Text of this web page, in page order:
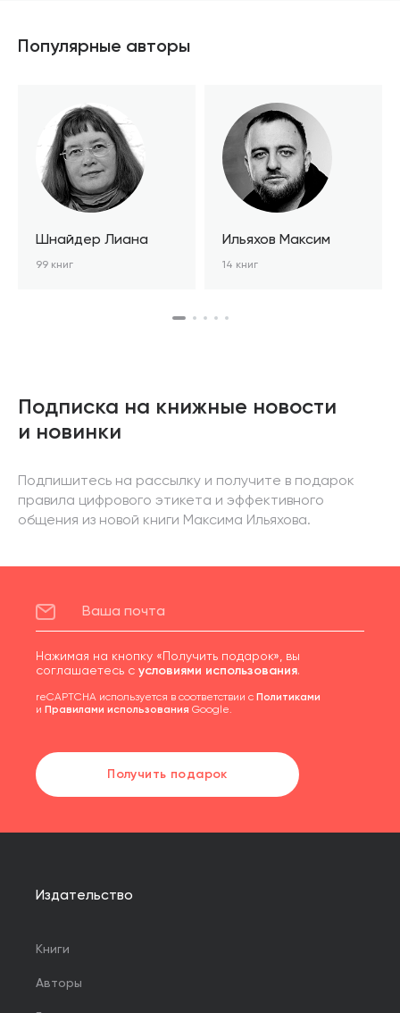
Популярные авторы
Шнайдер Лиана
99 книг
Ильяхов Максим
14 книг
Подписка на книжные новости
и новинки
Подпишитесь на рассылку и получите в подарок
правила цифрового этикета и эффективного
общения из новой книги Максима Ильяхова.
Нажимая на кнопку «Получить подарок», вы
соглашаетесь с условиями использования.
reCAPTCHA используется в соответствии с Политиками
и Правилами использования Google.
Получить подарок
Издательство
Книги
Авторы